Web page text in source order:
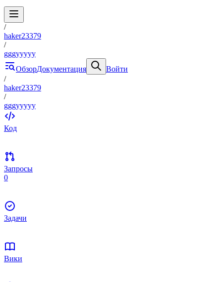
/
haker23379
/
gggyyyyy
ОбзорДокументация
Войти
/
haker23379
/
gggyyyyy
Код
Запросы
0
Задачи
Вики